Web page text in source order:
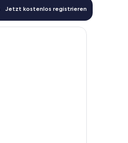
Jetzt kostenlos registrieren